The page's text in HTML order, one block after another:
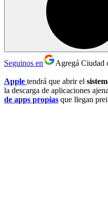
Seguinos en Agregá Ciudad
Apple tendrá que abrir el
la descarga de aplicaciones
de apps propias que llegan